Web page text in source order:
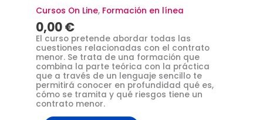
Cursos On Line, Formación en línea
0,00€
El curso pretende abordar todas las
cuestiones relacionadas con el contrato
menor. Se trata de una formación que
combina la parte teórica con la práctica
que a través de un lenguaje sencillo te
permitirá conocer en profundidad qué es,
cómo se tramita y qué riesgos tiene un
contrato menor.